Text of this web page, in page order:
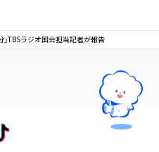
」TBSラジオ国会担当記者が報告